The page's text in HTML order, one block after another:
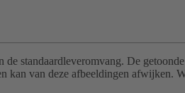
standaardleveromvang. De
van deze afbeeldingen afwijken.